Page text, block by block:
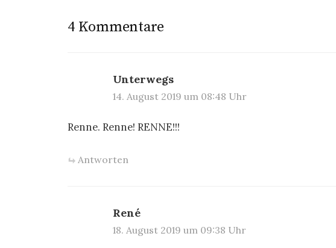
4 Kommentare
Unterwegs
14. August 2019 um 08:48 Uhr
Renne. Renne! RENNE!!!
Antworten
René
18. August 2019 um 09:38 Uhr